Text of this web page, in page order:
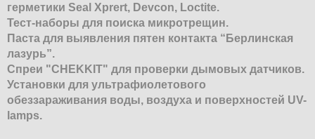
герметики Seal Xprert, Devcon, Loctite.
Тест-наборы для поиска микротрещин.
Паста для выявления пятен контакта “Берлинская
лазурь”.
Спреи "CHEKKIT" для проверки дымовых датчиков.
Установки для ультрафиолетового
обеззараживания воды, воздуха и поверхностей UV-
lamps.